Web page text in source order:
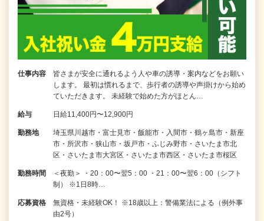
仕事内容
皆さまが安全に通れるよう人や車の誘導・案内などをお願い
します。 最初は慣れるまで、歩行者の誘導や声掛けから始め
ていただきます。 未経験で始めた方がほとん…
給与 日給11,400円〜12,900円
勤務地
埼玉県川越市・富士見市・飯能市・入間市・鶴ヶ島市・新座
市・所沢市・狭山市・坂戸市・ふじみ野市・さいたま市北
区・さいたま市大宮区・さいたま市西区・さいたま市桜区
勤務時間
＜夜勤＞ ・20：00〜翌5：00 ・21：00〜翌6：00（シフト
制） ※1日8時…
応募資格
無資格・未経験OK！ ※18歳以上：警備業法による（例外事
由2号）